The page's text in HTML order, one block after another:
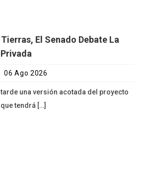
El Senado Debate La
06 Ago 2026
tarde una versión acotada del proyecto
tendrá […]